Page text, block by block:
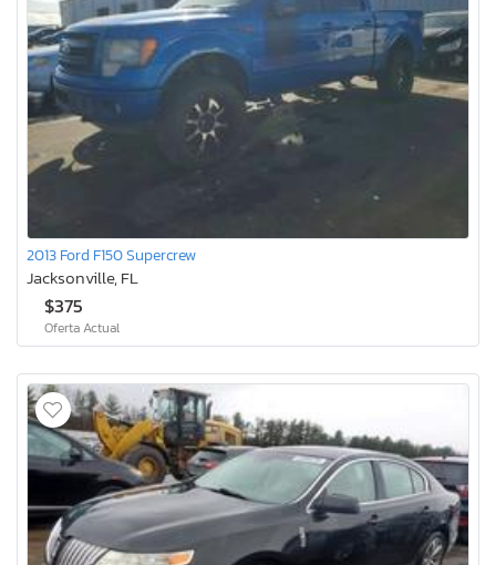
2013 Ford F150 Supercrew
Jacksonville, FL
$375
Oferta Actual